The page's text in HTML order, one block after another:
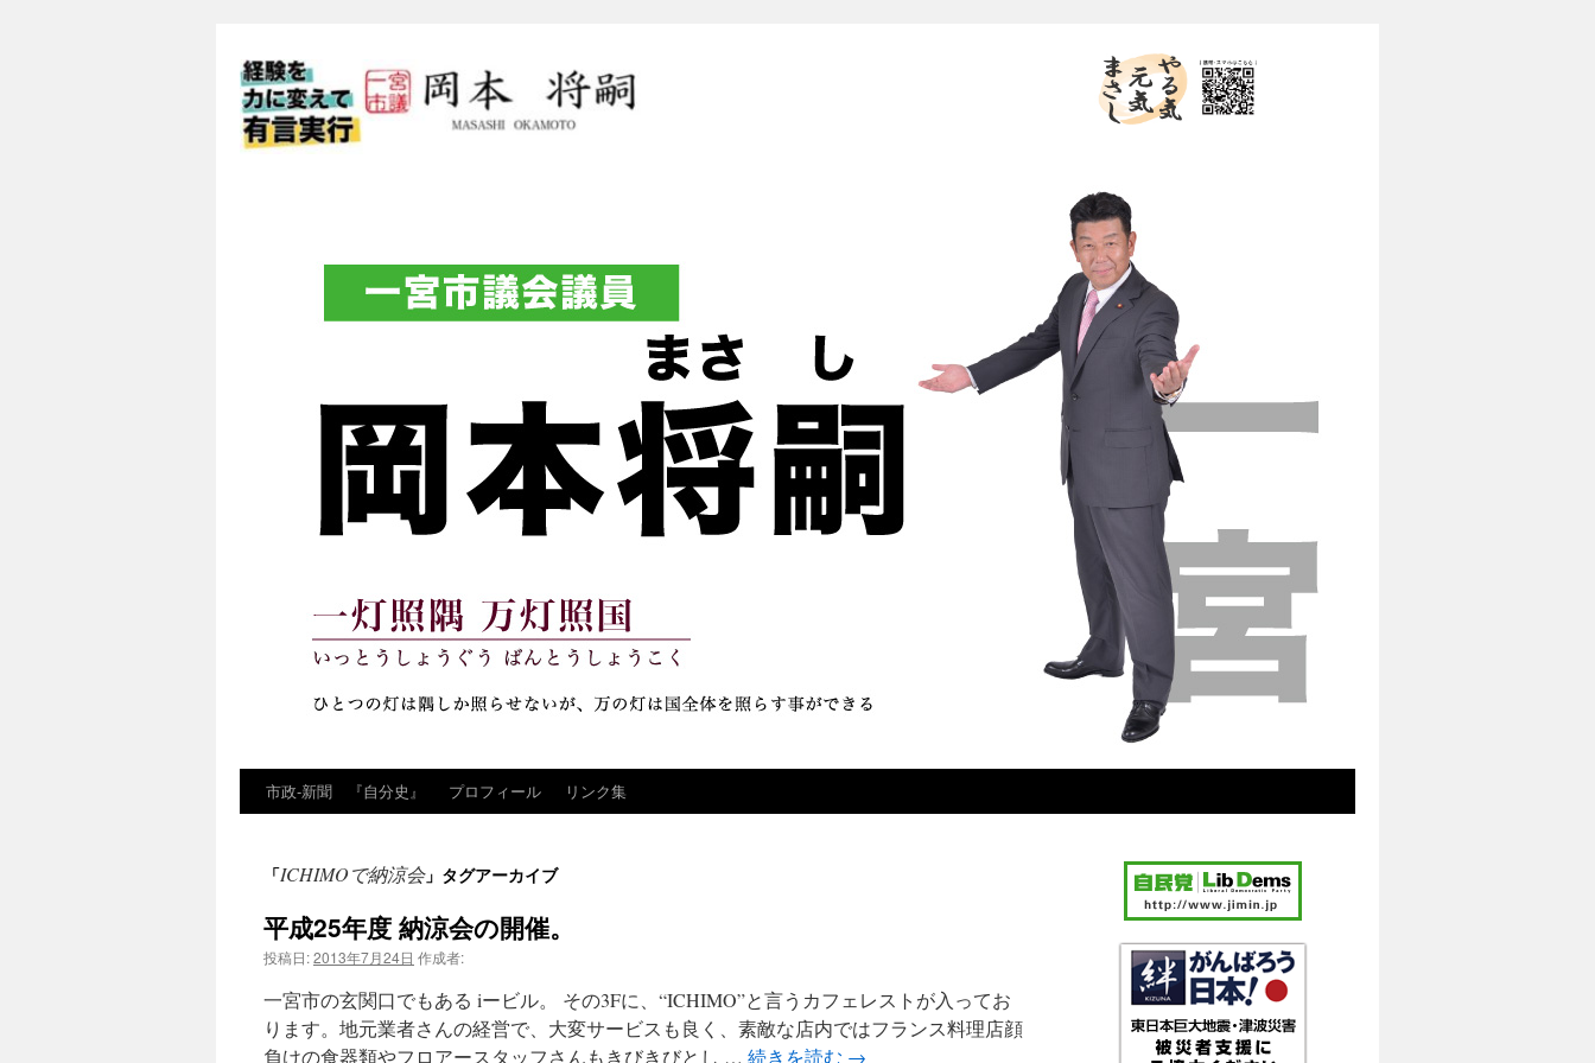
ン
市政‐新聞 『自分史』 プロフィール リンク集
「ICHIMOで納涼会」タグアーカイブ
平成25年度 納涼会の開催。
投稿日:2013年7月24日 作成者:
一宮市の玄関口でもある iービル。 その3Fに、“ICHIMO”と言うカフェレストが入ってお
ります。地元業者さんの経営で、大変サービスも良く、素敵な店内ではフランス料理店顔
負けの食器類やフロアースタッフさんもきびきびとし … 続きを読む →